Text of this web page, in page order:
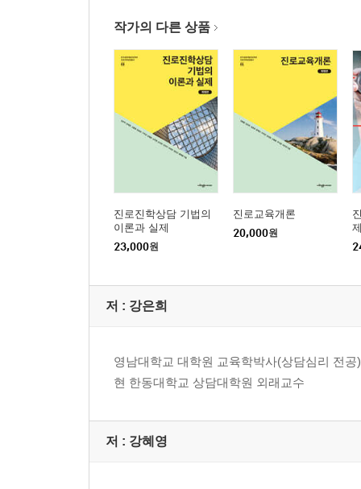
3. 관계 수립 및 내담자 분류
4. 문제 평가 및 목표 설정
5. 행동계획 수립 및 행동 실행을 위한 조력
6. 종결 및 추수지도
제6장 진로상담의 기법
1. 목표 수립을 위한 진로상담 기법
2. 내담자 특성 파악을 위한 진로상담 기법
3. 의사결정 조력을 위한 진로상담 기법
제7장 집단 진로상담
3. 집단 진로상담의 과정
제8장 진로정보의 활용
1. 진로정보의 개요
3. 진로상담에서 진로정보의 활용
작가의 다른 상품
진로진학상담 기법의
이론과 실제
23,000원
진로교육개론
20,000원
저 : 강은희
영남대학교 대학원 교육학박사(상담심리 전공)
현 한동대학교 상담대학원 외래교수
저 : 강혜영